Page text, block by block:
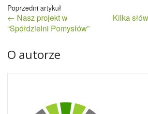
Nawigacja
wpisu
← Nasz projekt w
“Spółdzielni Pomysłów”
Kilka
O autorze